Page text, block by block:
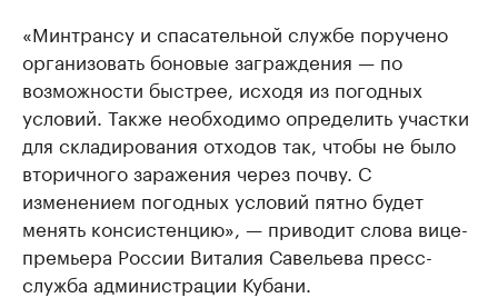
«Минтрансу и спасательной службе поручено
организовать боновые заграждения — по
возможности быстрее, исходя из погодных
условий. Также необходимо определить участки
для складирования отходов так, чтобы не было
вторичного заражения через почву. С
изменением погодных условий пятно будет
менять консистенцию», — приводит слова вице-
премьера России Виталия Савельева пресс-
служба администрации Кубани.